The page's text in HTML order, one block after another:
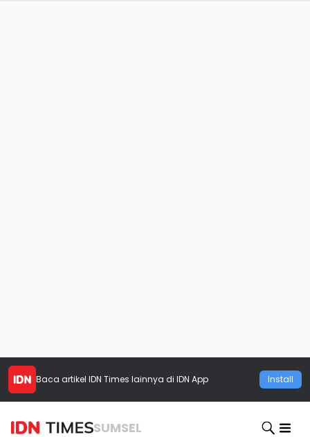
Baca artikel IDN Times lainnya di IDN App Install
SUMSEL